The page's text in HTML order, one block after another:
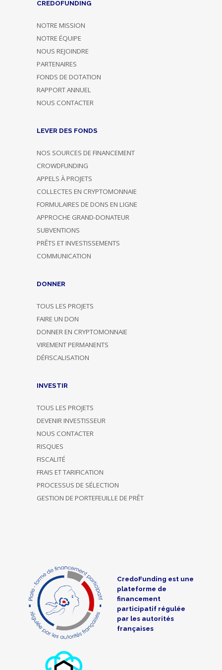
CREDOFUNDING
NOTRE MISSION
NOTRE ÉQUIPE
NOUS REJOINDRE
PARTENAIRES
FONDS DE DOTATION
RAPPORT ANNUEL
NOUS CONTACTER
LEVER DES FONDS
NOS SOURCES DE FINANCEMENT
CROWDFUNDING
APPELS À PROJETS
COLLECTES EN CRYPTOMONNAIE
FORMULAIRES DE DONS EN LIGNE
APPROCHE GRAND-DONATEUR
SUBVENTIONS
PRÊTS ET INVESTISSEMENTS
COMMUNICATION
DONNER
TOUS LES PROJETS
FAIRE UN DON
DONNER EN CRYPTOMONNAIE
VIREMENT PERMANENTS
DÉFISCALISATION
INVESTIR
TOUS LES PROJETS
DEVENIR INVESTISSEUR
NOUS CONTACTER
RISQUES
FISCALITÉ
FRAIS ET TARIFICATION
PROCESSUS DE SÉLECTION
GESTION DE PORTEFEUILLE DE PRÊT
CredoFunding est une
plateforme de
financement
participatif régulée
par les autorités
françaises